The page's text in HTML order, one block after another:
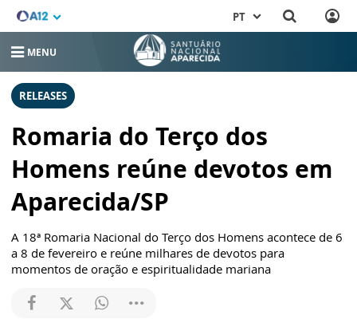
PT
MENU
RELEASES
Romaria do Terço dos
Homens reúne devotos em
Aparecida/SP
A 18ª Romaria Nacional do Terço dos Homens acontece de 6
a 8 de fevereiro e reúne milhares de devotos para
momentos de oração e espiritualidade mariana